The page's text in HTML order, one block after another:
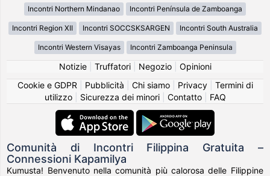
Incontri Northern Mindanao Incontri Península de Zamboanga
Incontri Region XII Incontri SOCCSKSARGEN Incontri South Australia
Incontri Western Visayas Incontri Zamboanga Peninsula
Notizie| Truffatori| Negozio| Opinioni
Cookie e GDPR
Pubblicità Chi siamo| Privacy| Termini di
utilizzo| Sicurezza dei minori| Contatto| FAQ
Comunità di Incontri Filippina Gratuita –
Connessioni Kapamilya
Kumusta! Benvenuto nella comunità più calorosa delle Filippine